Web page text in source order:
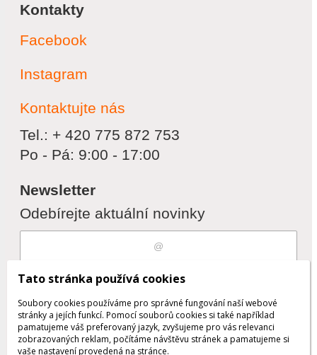
Kontakty
Facebook
Instagram
Kontaktujte nás
Tel.: + 420 775 872 753
Po - Pá: 9:00 - 17:00
Newsletter
Odebírejte aktuální novinky
Souhlasím szpracováním osobních
údajů
Odebrat Přidat
Tato stránka používá cookies
Soubory cookies používáme pro správné fungování naší webové
stránky a jejích funkcí. Pomocí souborů cookies si také například
pamatujeme váš preferovaný jazyk, zvyšujeme pro vás relevanci
zobrazovaných reklam, počítáme návštěvu stránek a pamatujeme si
vaše nastavení provedená na stránce.